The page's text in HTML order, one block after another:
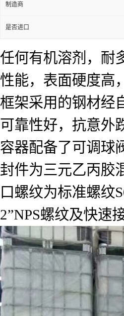
制造商
是否进口
任何有机溶剂，耐
性能，表面硬度高
框架采用的钢材经
可靠性好，抗意外
容器配备了可调球
封件为三元乙丙胶
口螺纹为标准螺纹
2”NPS螺纹及快速